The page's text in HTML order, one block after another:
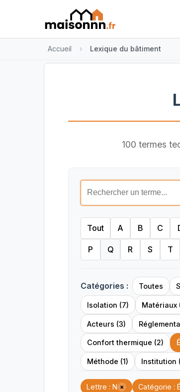
Accueil Lexique du bâtiment
100 termes
Tout A B C
P Q R S T
Catégories : Toutes
Isolation (7) Matériaux
Acteurs (3)
Confort thermique (2)
Méthode (1) Institution
Lettre : N × Catégorie :